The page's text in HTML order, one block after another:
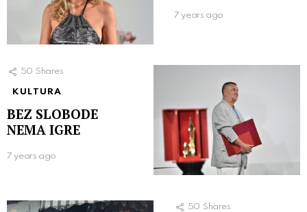
7 years ago
50 Shares
KULTURA
BEZ SLOBODE
NEMA IGRE
7 years ago
50 Shares